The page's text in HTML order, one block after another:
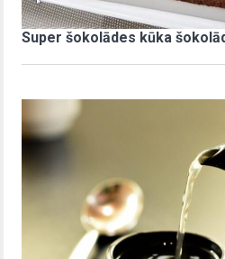
Super šokolādes kūka